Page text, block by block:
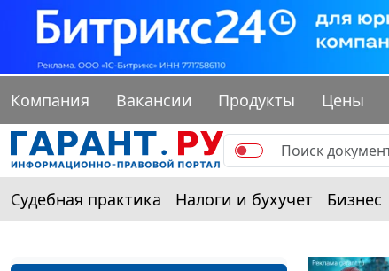
Компания Вакансии Продукты Цены
Судебная практика Налоги и бухучет Бизнес